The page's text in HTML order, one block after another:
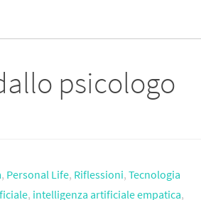
psicologo
, Personal Life, Riflessioni, Tecnologia
, intelligenza artificiale empatica,